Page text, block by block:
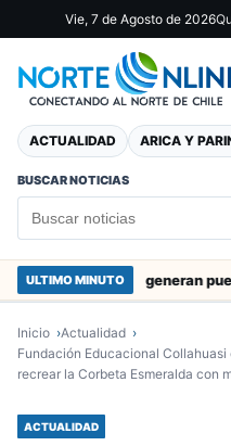
Vie, 7 de Agosto de 2026
ACTUALIDAD ARICA Y
BUSCAR NOTICIAS
ULTIMO MINUTO Obras de Aguas del Altiplano en Arica generan puestos de trabajo
Inicio
Actualidad
Fundación Educacional
recrear la Corbeta Esmeralda con
ACTUALIDAD